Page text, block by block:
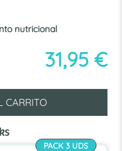
nutricional
31,95 €
CARRITO
PACK 3 UDS